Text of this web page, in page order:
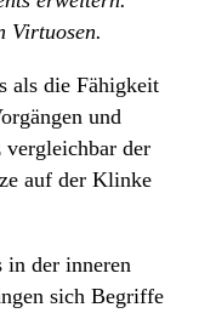
Virtuosen.
als die Fähigkeit
und
vergleichbar der
auf der Klinke
in der inneren
sich Begriffe